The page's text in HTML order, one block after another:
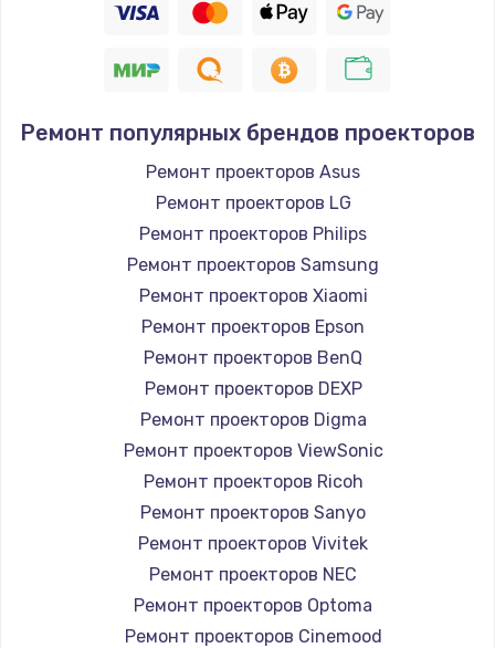
Ремонт популярных брендов проекторов
Ремонт проекторов Asus
Ремонт проекторов LG
Ремонт проекторов Philips
Ремонт проекторов Samsung
Ремонт проекторов Xiaomi
Ремонт проекторов Epson
Ремонт проекторов BenQ
Ремонт проекторов DEXP
Ремонт проекторов Digma
Ремонт проекторов ViewSonic
Ремонт проекторов Ricoh
Ремонт проекторов Sanyo
Ремонт проекторов Vivitek
Ремонт проекторов NEC
Ремонт проекторов Optoma
Ремонт проекторов Cinemood